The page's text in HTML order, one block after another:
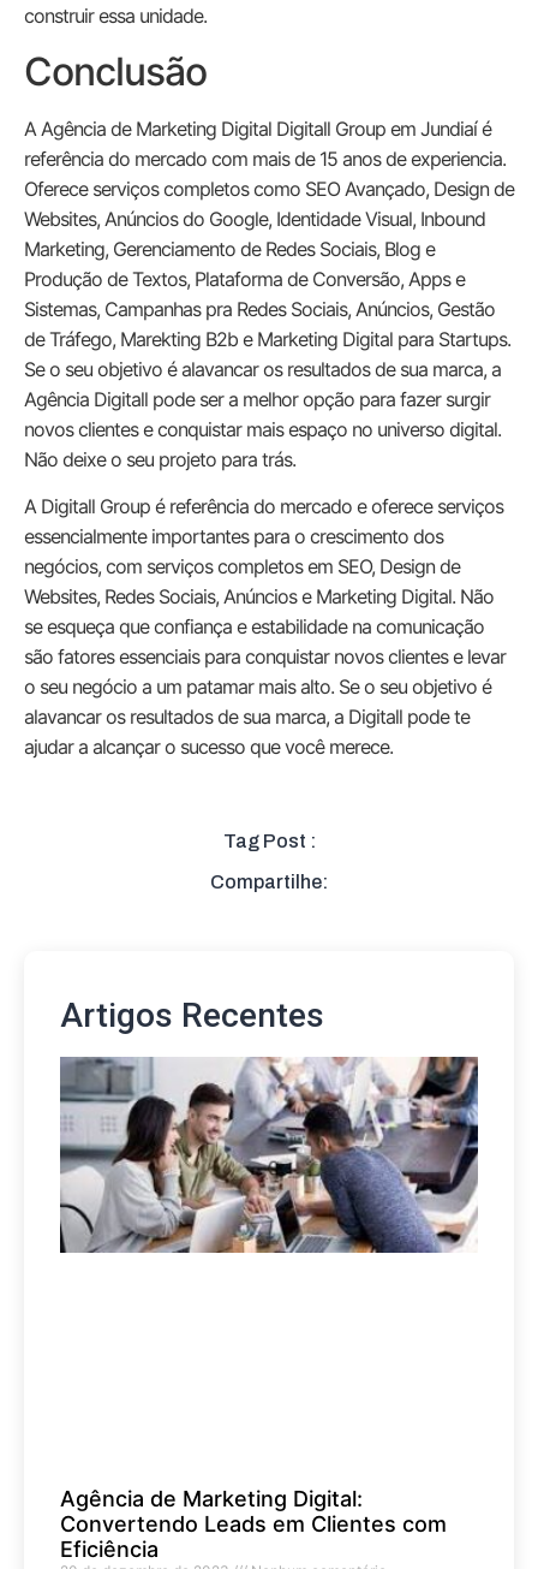
construir essa unidade.
Conclusão
A Agência de Marketing Digital Digitall Group em Jundiaí é
referência do mercado com mais de 15 anos de experiencia.
Oferece serviços completos como SEO Avançado, Design de
Websites, Anúncios do Google, Identidade Visual, Inbound
Marketing, Gerenciamento de Redes Sociais, Blog e
Produção de Textos, Plataforma de Conversão, Apps e
Sistemas, Campanhas pra Redes Sociais, Anúncios, Gestão
de Tráfego, Marekting B2b e Marketing Digital para Startups.
Se o seu objetivo é alavancar os resultados de sua marca, a
Agência Digitall pode ser a melhor opção para fazer surgir
novos clientes e conquistar mais espaço no universo digital.
Não deixe o seu projeto para trás.
A Digitall Group é referência do mercado e oferece serviços
essencialmente importantes para o crescimento dos
negócios, com serviços completos em SEO, Design de
Websites, Redes Sociais, Anúncios e Marketing Digital. Não
se esqueça que confiança e estabilidade na comunicação
são fatores essenciais para conquistar novos clientes e levar
o seu negócio a um patamar mais alto. Se o seu objetivo é
alavancar os resultados de sua marca, a Digitall pode te
ajudar a alcançar o sucesso que você merece.
Tag Post :
Compartilhe:
Artigos Recentes
Agência de Marketing Digital:
Convertendo Leads em Clientes com
Eficiência